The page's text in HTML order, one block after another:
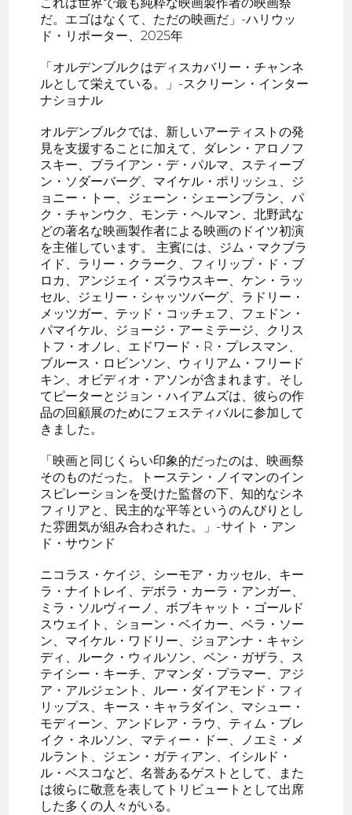
これは世界で最も純粋な映画製作者の映画祭
だ。エゴはなくて、ただの映画だ」-ハリウッ
ド・リポーター、2025年
「オルデンブルクはディスカバリー・チャンネ
ルとして栄えている。」-スクリーン・インター
ナショナル
オルデンブルクでは、新しいアーティストの発
見を支援することに加えて、ダレン・アロノフ
スキー、ブライアン・デ・パルマ、スティーブ
ン・ソダーバーグ、マイケル・ポリッシュ、ジ
ョニー・トー、ジェーン・シェーンブラン、パ
ク・チャンウク、モンテ・ヘルマン、北野武な
どの著名な映画製作者による映画のドイツ初演
を主催しています。 主賓には、ジム・マクブラ
イド、ラリー・クラーク、フィリップ・ド・ブ
ロカ、アンジェイ・ズラウスキー、ケン・ラッ
セル、ジェリー・シャッツバーグ、ラドリー・
メッツガー、テッド・コッチェフ、フェドン・
パマイケル、ジョージ・アーミテージ、クリス
トフ・オノレ、エドワード・R・プレスマン、
ブルース・ロビンソン、ウィリアム・フリード
キン、オビディオ・アソンが含まれます。そし
てピーターとジョン・ハイアムズは、彼らの作
品の回顧展のためにフェスティバルに参加して
きました。
「映画と同じくらい印象的だったのは、映画祭
そのものだった。トーステン・ノイマンのイン
スピレーションを受けた監督の下、知的なシネ
フィリアと、民主的な平等というのんびりとし
た雰囲気が組み合わされた。」-サイト・アン
ド・サウンド
ニコラス・ケイジ、シーモア・カッセル、キー
ラ・ナイトレイ、デボラ・カーラ・アンガー、
ミラ・ソルヴィーノ、ボブキャット・ゴールド
スウェイト、ショーン・ベイカー、ベラ・ソー
ン、マイケル・ワドリー、ジョアンナ・キャシ
ディ、ルーク・ウィルソン、ベン・ガザラ、ス
テイシー・キーチ、アマンダ・プラマー、アジ
ア・アルジェント、ルー・ダイアモンド・フィ
リップス、キース・キャラダイン、マシュー・
モディーン、アンドレア・ラウ、ティム・ブレ
イク・ネルソン、マティー・ドー、ノエミ・メ
ルラント、ジェン・ガティアン、イシルド・
ル・ベスコなど、名誉あるゲストとして、また
は彼らに敬意を表してトリビュートとして出席
した多くの人々がいる。